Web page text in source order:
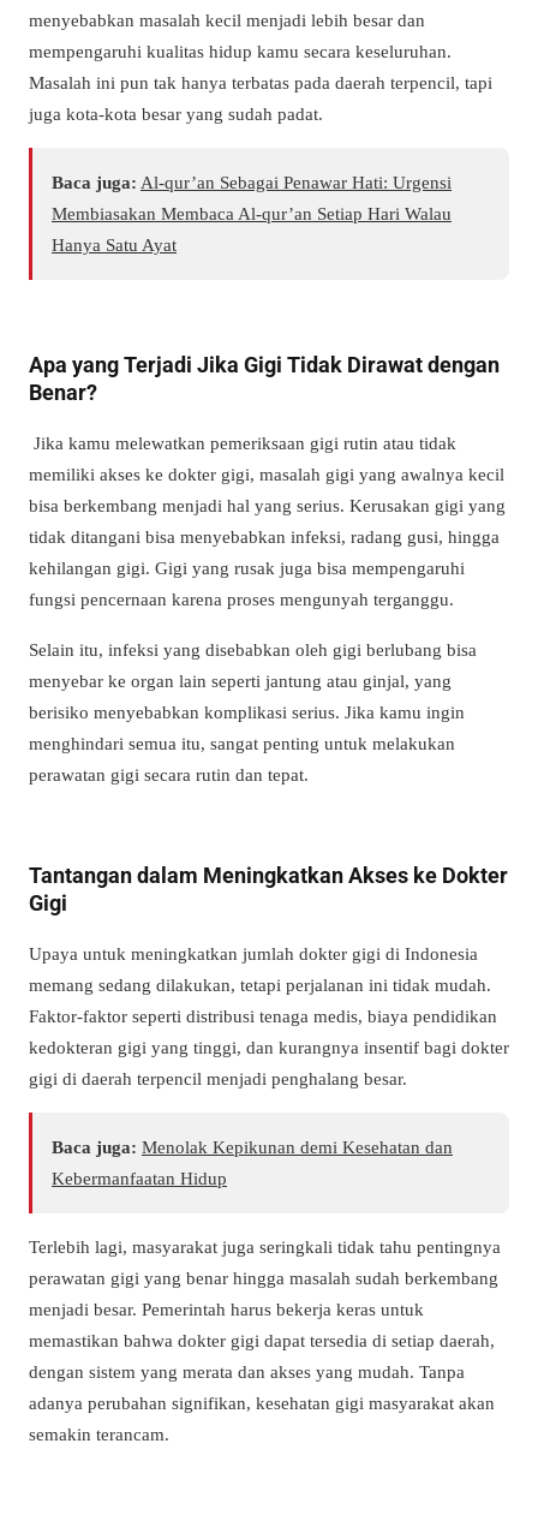
menyebabkan masalah kecil menjadi lebih besar dan
mempengaruhi kualitas hidup kamu secara keseluruhan.
Masalah ini pun tak hanya terbatas pada daerah terpencil, tapi
juga kota-kota besar yang sudah padat.
Baca juga: Al-qur’an Sebagai Penawar Hati: Urgensi
Membiasakan Membaca Al-qur’an Setiap Hari Walau
Hanya Satu Ayat
Apa yang Terjadi Jika Gigi Tidak Dirawat dengan
Benar?
Jika kamu melewatkan pemeriksaan gigi rutin atau tidak
memiliki akses ke dokter gigi, masalah gigi yang awalnya kecil
bisa berkembang menjadi hal yang serius. Kerusakan gigi yang
tidak ditangani bisa menyebabkan infeksi, radang gusi, hingga
kehilangan gigi. Gigi yang rusak juga bisa mempengaruhi
fungsi pencernaan karena proses mengunyah terganggu.
Selain itu, infeksi yang disebabkan oleh gigi berlubang bisa
menyebar ke organ lain seperti jantung atau ginjal, yang
berisiko menyebabkan komplikasi serius. Jika kamu ingin
menghindari semua itu, sangat penting untuk melakukan
perawatan gigi secara rutin dan tepat.
Tantangan dalam Meningkatkan Akses ke Dokter
Gigi
Upaya untuk meningkatkan jumlah dokter gigi di Indonesia
memang sedang dilakukan, tetapi perjalanan ini tidak mudah.
Faktor-faktor seperti distribusi tenaga medis, biaya pendidikan
kedokteran gigi yang tinggi, dan kurangnya insentif bagi dokter
gigi di daerah terpencil menjadi penghalang besar.
Baca juga: Menolak Kepikunan demi Kesehatan dan
Kebermanfaatan Hidup
Terlebih lagi, masyarakat juga seringkali tidak tahu pentingnya
perawatan gigi yang benar hingga masalah sudah berkembang
menjadi besar. Pemerintah harus bekerja keras untuk
memastikan bahwa dokter gigi dapat tersedia di setiap daerah,
dengan sistem yang merata dan akses yang mudah. Tanpa
adanya perubahan signifikan, kesehatan gigi masyarakat akan
semakin terancam.